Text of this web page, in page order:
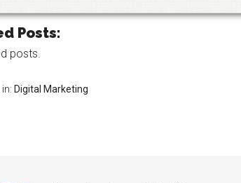
G
o
l
Posts:
posts.
Digital Marketing